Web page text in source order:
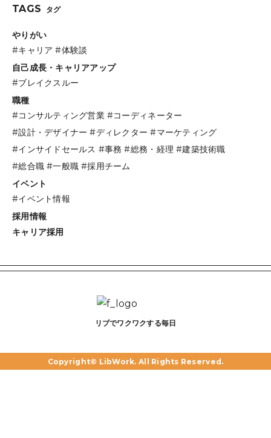
TAGS タグ
やりがい
#キャリア #体験談
自己成長・キャリアアップ
#ブレイクスルー
職種
#コンサルティング営業 #コーディネーター
#設計・デザイナー #ディレクター #マーケティング
#インサイドセールス #事務 #総務・経理 #建築技術職
#総合職 #一般職 #採用チーム
イベント
#イベント情報
採用情報
キャリア採用
リブでワクワクする毎日
Copyright© LibWork. All Rights Reserved.